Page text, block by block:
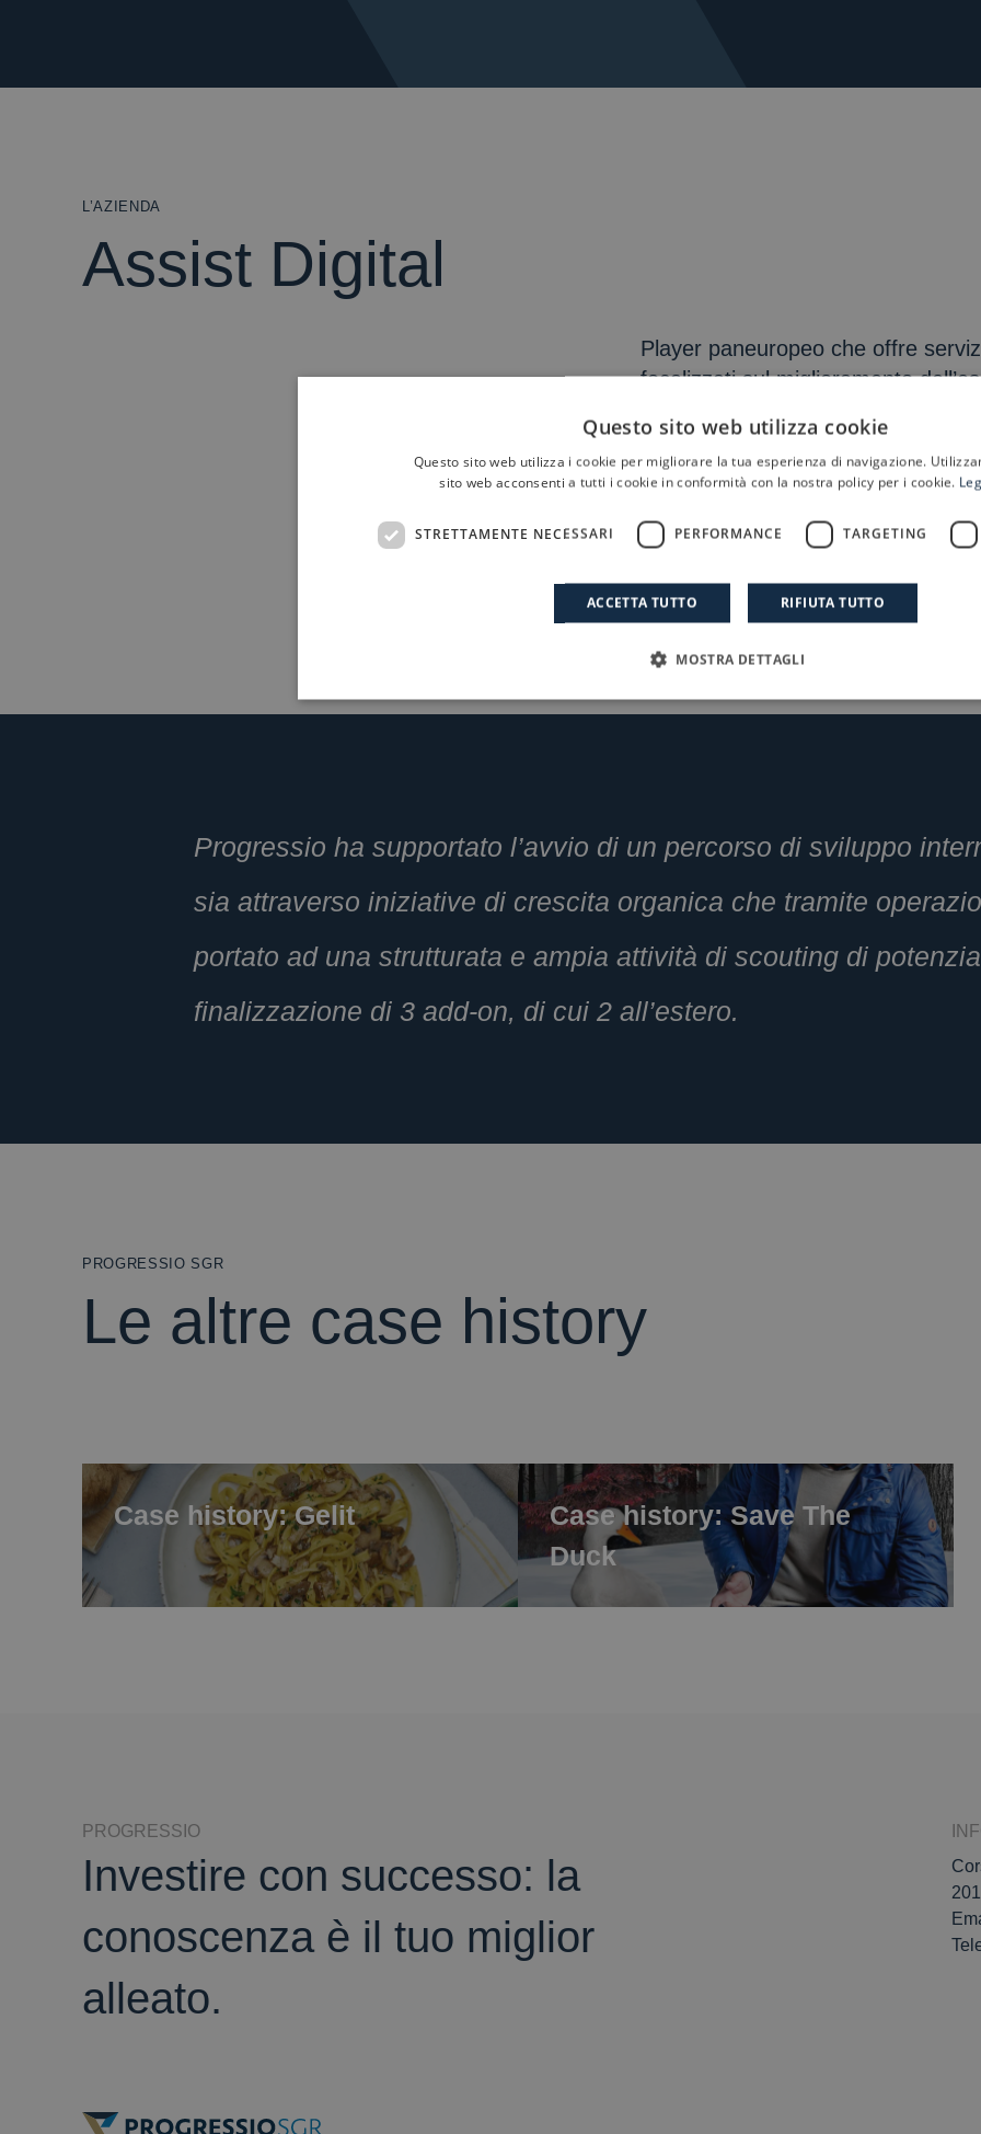
L’AZIENDA
Assist Digital
Player paneuropeo che offre
focalizzati sul miglioramento
automotive, banche e retail. Le
progettazione dell’esperienza
Digital eroga servizi di customer
intelligenza artificiale e
Progressio ha supportato l’avvio di un percorso di sviluppo
sia attraverso iniziative di crescita organica che tramite
portato ad una strutturata e ampia attività di scouting di
finalizzazione di 3 add-on, di cui 2 all’estero.
PROGRESSIO SGR
Le altre case history
Case history: Gelit
Case history: Save The
Duck
PROGRESSIO
Investire con successo: la
conoscenza è il tuo miglior
alleato.
Questo sito web utilizza cookie
Questo sito web utilizza i cookie per migliorare la tua esperienza di navigazione.
sito web acconsenti a tutti i cookie in conformità con la nostra policy per i cookie.
STRETTAMENTE NECESSARI PERFORMANCE TARGETING
ACCETTA TUTTO RIFIUTA TUTTO
MOSTRA DETTAGLI